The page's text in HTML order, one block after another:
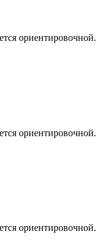
ориентировочной.
ориентировочной.
ориентировочной.